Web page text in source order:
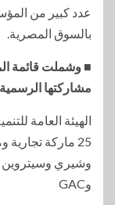
عدد كبير من
بالسوق المصرية.
■ وشملت قائمة
مشاركتها
الهيئة العامة
25 ماركة
وشيري وسيتروين
وGAC